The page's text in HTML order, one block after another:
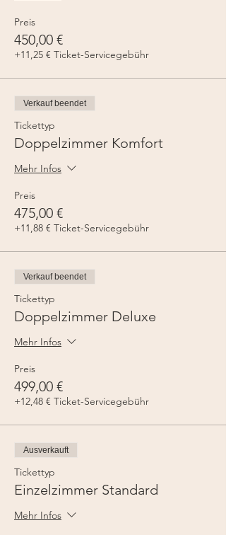
Preis
450,00 €
+11,25 € Ticket-Servicegebühr
Verkauf beendet
Tickettyp
Doppelzimmer Komfort
Mehr Infos
Preis
475,00 €
+11,88 € Ticket-Servicegebühr
Verkauf beendet
Tickettyp
Doppelzimmer Deluxe
Mehr Infos
Preis
499,00 €
+12,48 € Ticket-Servicegebühr
Ausverkauft
Tickettyp
Einzelzimmer Standard
Mehr Infos